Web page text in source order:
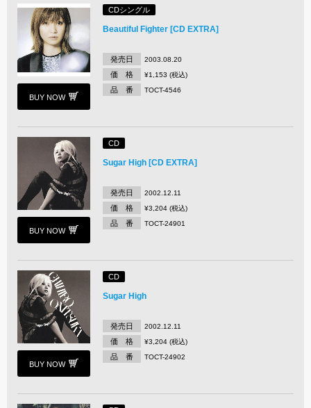
BUY NOW
CDシングル
Beautiful Fighter [CD EXTRA]
発売日 2003.08.20
価 格 ¥1,153 (税込)
品 番 TOCT-4546
BUY NOW
CD
Sugar High [CD EXTRA]
発売日 2002.12.11
価 格 ¥3,204 (税込)
品 番 TOCT-24901
BUY NOW
CD
Sugar High
発売日 2002.12.11
価 格 ¥3,204 (税込)
品 番 TOCT-24902